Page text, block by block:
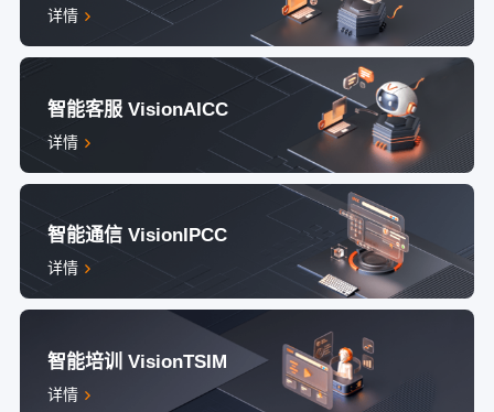
详情
智能客服 VisionAICC
详情
智能通信 VisionIPCC
详情
智能培训 VisionTSIM
详情